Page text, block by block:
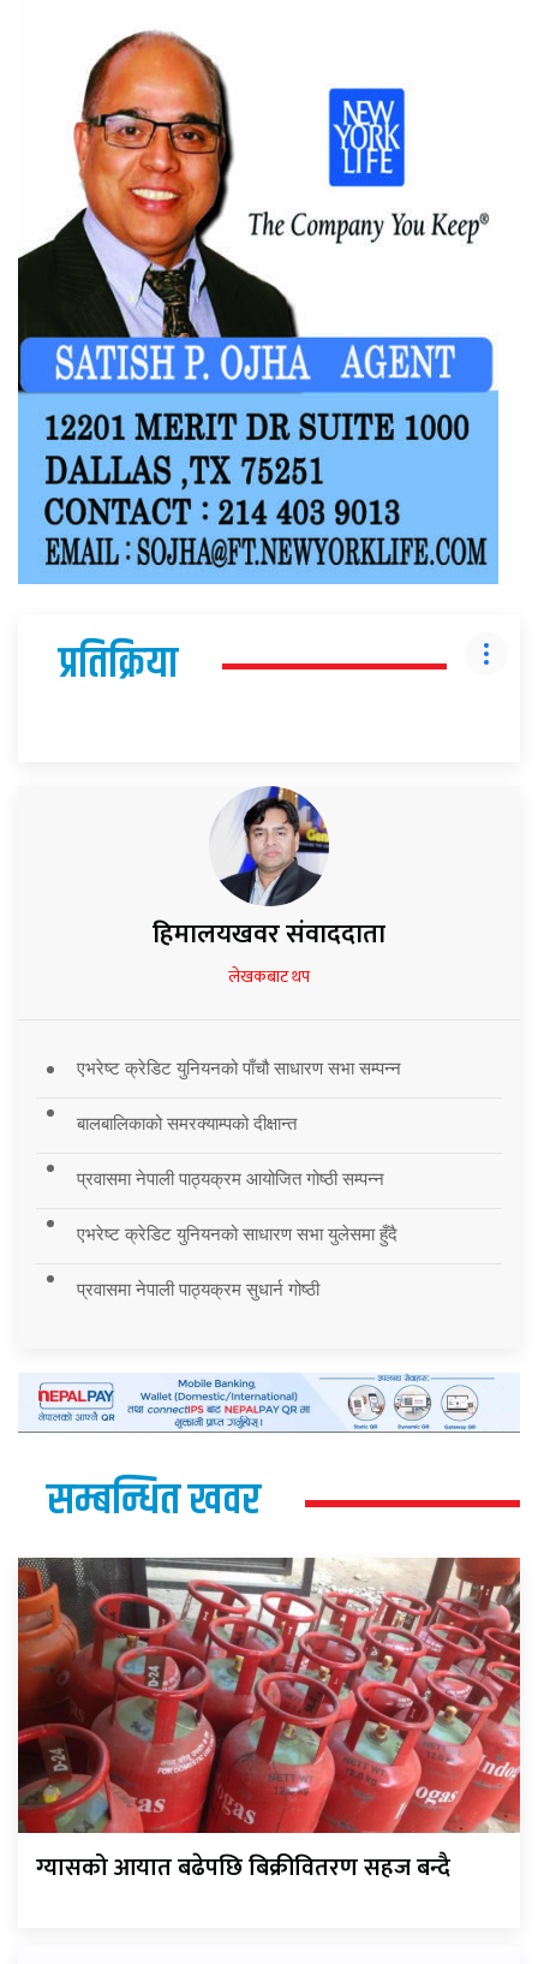
प्रतिक्रिया
हिमालयखवर संवाददाता
लेखकबाट थप
एभरेष्ट क्रेडिट युनियनको पाँचौ साधारण सभा सम्पन्न
बालबालिकाको समरक्याम्पको दीक्षान्त
प्रवासमा नेपाली पाठ्यक्रम आयोजित गोष्ठी सम्पन्न
एभरेष्ट क्रेडिट युनियनको साधारण सभा युलेसमा हुँदै
प्रवासमा नेपाली पाठ्यक्रम सुधार्न गोष्ठी
सम्बन्धित खवर
ग्यासको आयात बढेपछि बिक्रीवितरण सहज बन्दै